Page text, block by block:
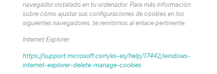
navegador instalado en tu ordenador. Para más información
sobre cómo ajustar sus configuraciones de cookies en los
siguientes navegadores, te remitimos al enlace pertinente:
Internet Explorer
https://support.microsoft.com/es-es/help/17442/windows-
internet-explorer-delete-manage-cookies